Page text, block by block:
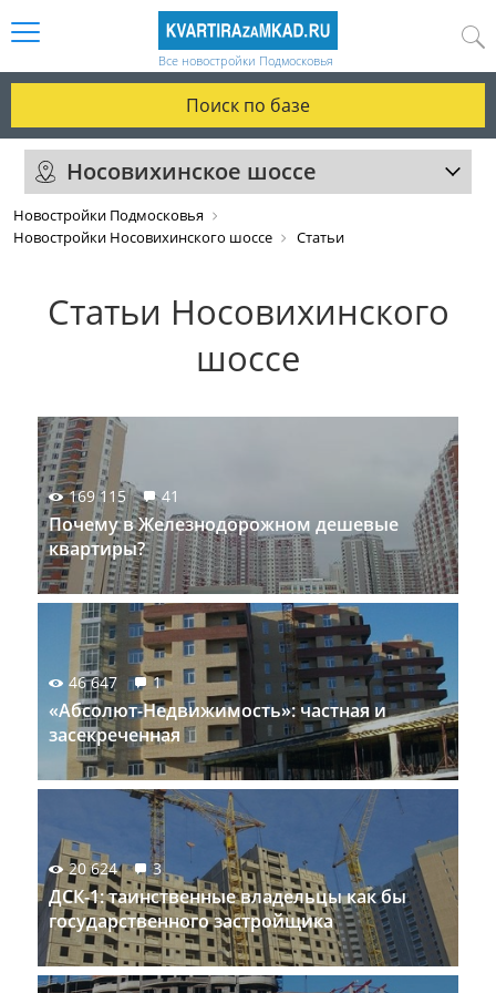
Все новостройки Подмосковья
Поиск по базе
Носовихинское шоссе
Новостройки Подмосковья
Новостройки Носовихинского шоссе
Статьи
Статьи Носовихинского
шоссе
169 115 41
Почему в Железнодорожном дешевые
квартиры?
46 647 1
«Абсолют-Недвижимость»: частная и
засекреченная
20 624 3
ДСК-1: таинственные владельцы как бы
государственного застройщика